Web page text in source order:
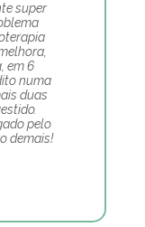
super
em 6
numa
duas
pelo
demais!